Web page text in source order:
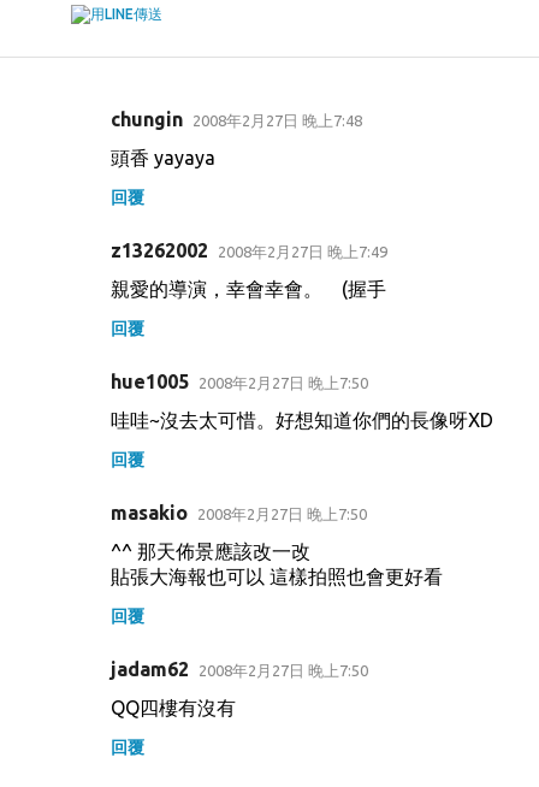
chungin 2008年2月27日 晚上7:48
頭香 yayaya
回覆
z13262002 2008年2月27日 晚上7:49
親愛的導演，幸會幸會。 (握手
回覆
hue1005 2008年2月27日 晚上7:50
哇哇~沒去太可惜。好想知道你們的長像呀XD
回覆
masakio 2008年2月27日 晚上7:50
^^ 那天佈景應該改一改
貼張大海報也可以 這樣拍照也會更好看
回覆
jadam62 2008年2月27日 晚上7:50
QQ四樓有沒有
回覆